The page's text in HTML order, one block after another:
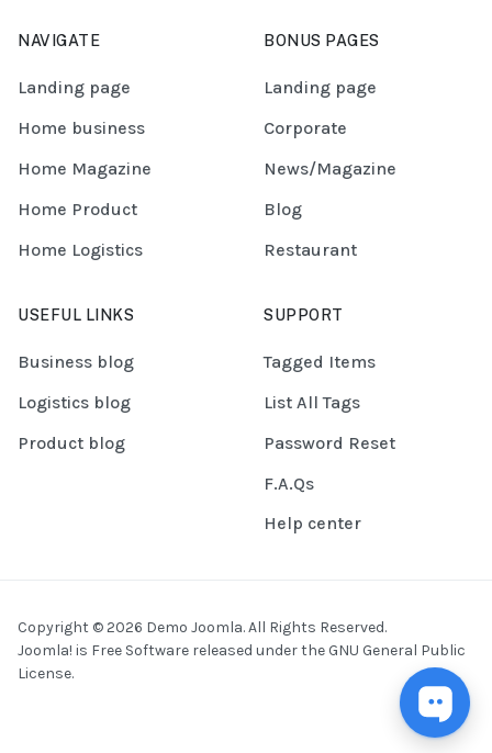
NAVIGATE
Landing page
Home business
Home Magazine
Home Product
Home Logistics
BONUS PAGES
Landing page
Corporate
News/Magazine
Blog
Restaurant
USEFUL LINKS
Business blog
Logistics blog
Product blog
SUPPORT
Tagged Items
List All Tags
Password Reset
F.A.Qs
Help center
Copyright © 2026 Demo Joomla. All Rights Reserved.
Joomla! is Free Software released under the GNU General Public
License.